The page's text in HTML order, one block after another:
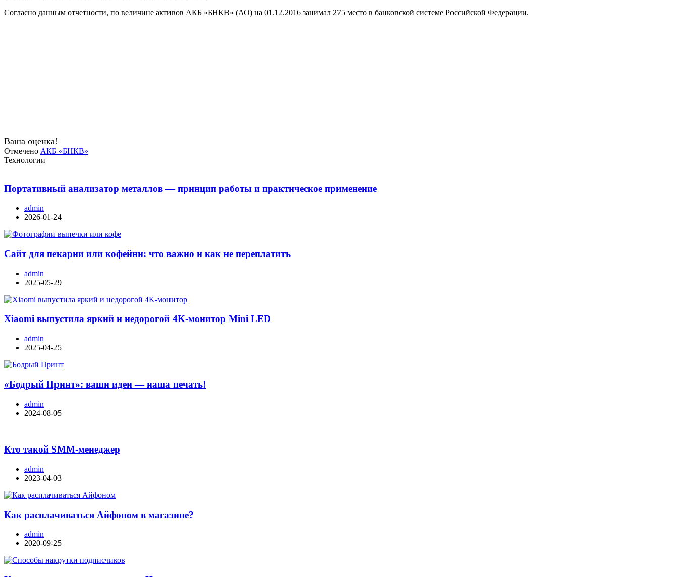
Согласно данным отчетности, по величине активов АКБ «БНКВ» (АО) на 01.12.2016 занимал 275 место в банковской системе Российской Федерации.
Ваша оценка!
Отмечено АКБ «БНКВ»
Технологии
Портативный анализатор металлов — принцип работы и практическое применение
admin
2026-01-24
Сайт для пекарни или кофейни: что важно и как не переплатить
admin
2025-05-29
Xiaomi выпустила яркий и недорогой 4K-монитор Mini LED
admin
2025-04-25
«Бодрый Принт»: ваши идеи — наша печать!
admin
2024-08-05
Кто такой SMM-менеджер
admin
2023-04-03
Как расплачиваться Айфоном в магазине?
admin
2020-09-25